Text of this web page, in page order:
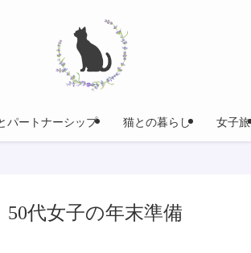
パートナーシップ 猫との暮らし 女子旅
代女子の年末準備